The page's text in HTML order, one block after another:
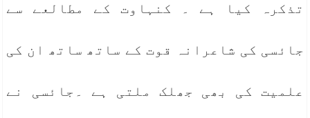
تذکرہ کیا ہے ۔ کنہاوت کے مطالعے سے
جائسی کی شاعرانہ قوت کے ساتھ ساتھ ان کی
علمیت کی بھی جھلک ملتی ہے ۔جائسی نے